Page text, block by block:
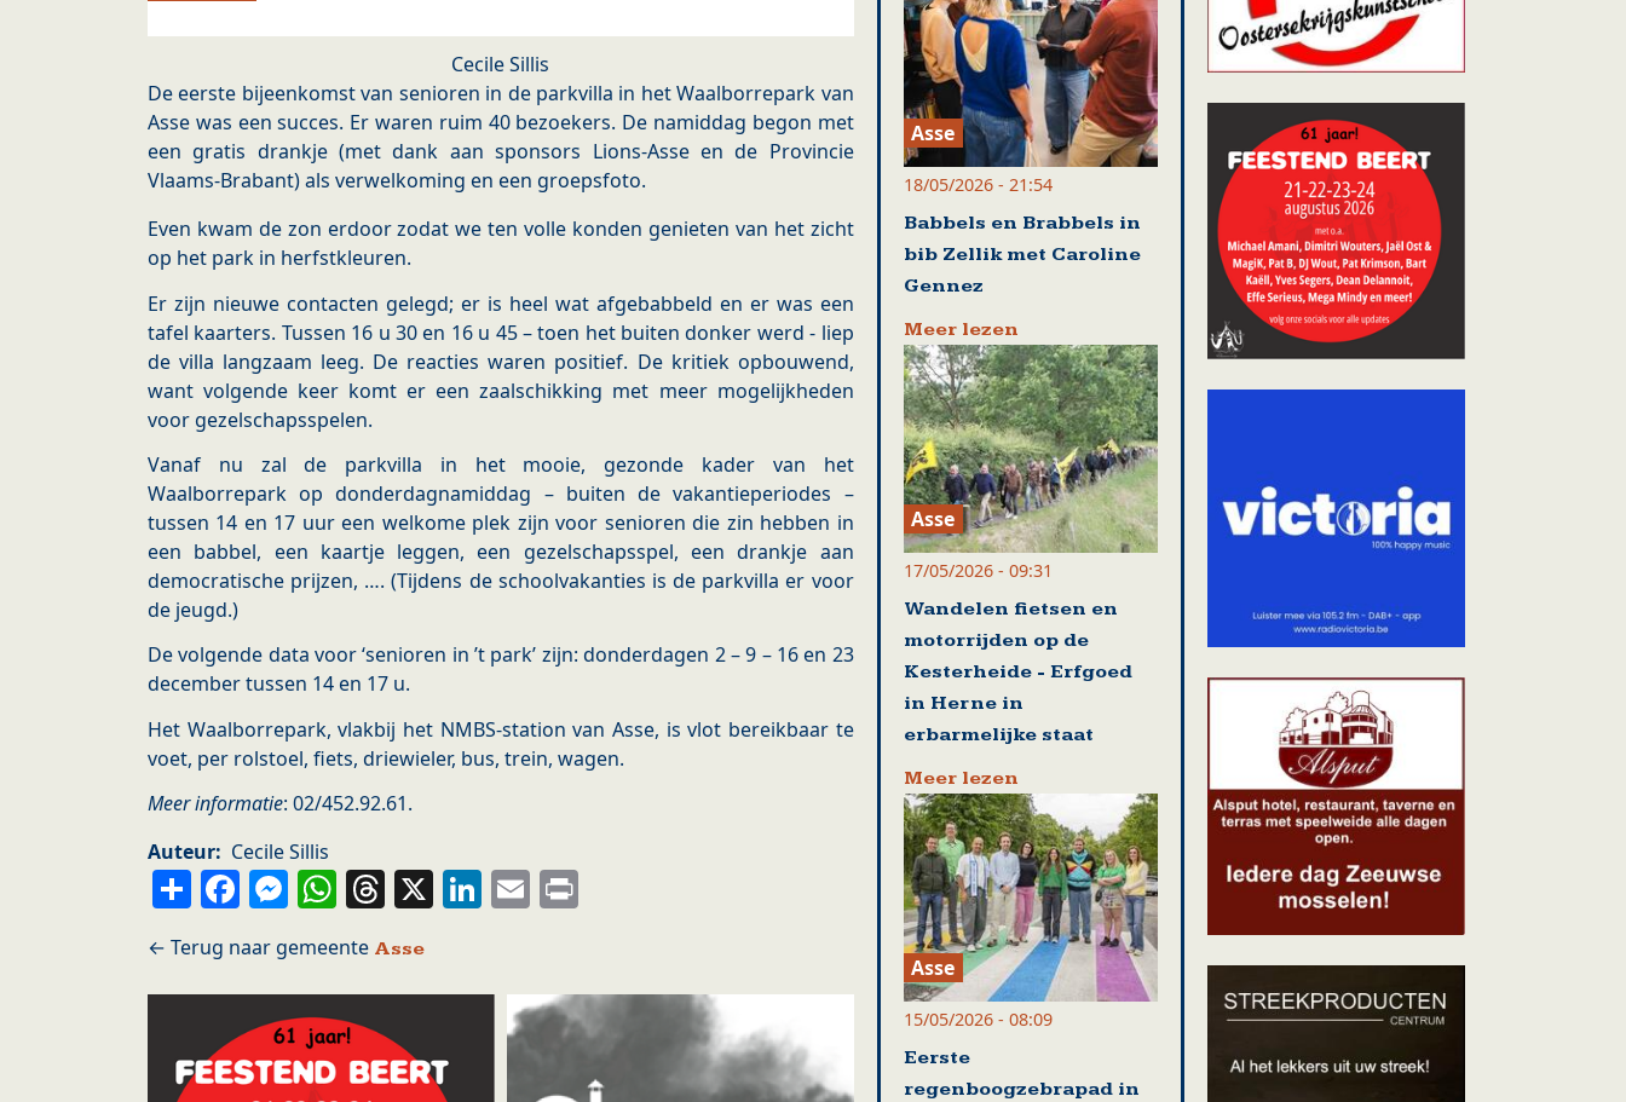
Cecile Sillis
De eerste bijeenkomst van senioren in de parkvilla in het Waalborrepark van
Asse was een succes. Er waren ruim 40 bezoekers. De namiddag begon met
een gratis drankje (met dank aan sponsors Lions-Asse en de Provincie
Vlaams-Brabant) als verwelkoming en een groepsfoto.
Even kwam de zon erdoor zodat we ten volle konden genieten van het zicht
op het park in herfstkleuren.
Er zijn nieuwe contacten gelegd; er is heel wat afgebabbeld en er was een
tafel kaarters. Tussen 16 u 30 en 16 u 45 – toen het buiten donker werd - liep
de villa langzaam leeg. De reacties waren positief. De kritiek opbouwend,
want volgende keer komt er een zaalschikking met meer mogelijkheden
voor gezelschapsspelen.
Vanaf nu zal de parkvilla in het mooie, gezonde kader van het
Waalborrepark op donderdagnamiddag – buiten de vakantieperiodes –
tussen 14 en 17 uur een welkome plek zijn voor senioren die zin hebben in
een babbel, een kaartje leggen, een gezelschapsspel, een drankje aan
democratische prijzen, …. (Tijdens de schoolvakanties is de parkvilla er voor
de jeugd.)
De volgende data voor ‘senioren in ’t park’ zijn: donderdagen 2 – 9 – 16 en 23
december tussen 14 en 17 u.
Het Waalborrepark, vlakbij het NMBS-station van Asse, is vlot bereikbaar te
voet, per rolstoel, fiets, driewieler, bus, trein, wagen.
Meer informatie: 02/452.92.61.
Auteur
Cecile Sillis
ShareFacebook
Messenger
WhatsApp
Threads
X LinkedIn
Email
Asse
Asse
18/05/2026 - 21:54
Babbels en Brabbels in
bib Zellik met Caroline
Gennez
Meer lezen
Asse
17/05/2026 - 09:31
Wandelen fietsen en
motorrijden op de
Kesterheide - Erfgoed
in Herne in
erbarmelijke staat
Meer lezen
Asse
15/05/2026 - 08:09
Eerste
regenboogzebrapad in